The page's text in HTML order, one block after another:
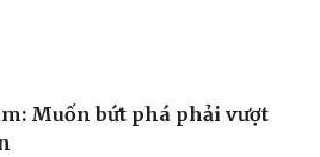
Muốn bứt phá phải vượt